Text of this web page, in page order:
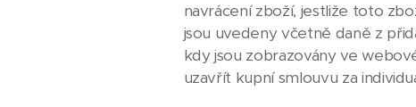
navrácení zboží, jestliže toto
jsou uvedeny včetně daně z
kdy jsou zobrazovány ve
uzavřít kupní smlouvu za